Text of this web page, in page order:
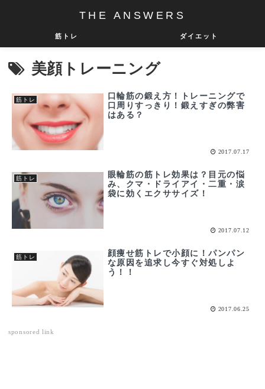
THE ANSWERS
筋トレ ダイエット
美顔トレーニング
筋トレ
口輪筋の鍛え方！トレーニングで
口周りすっきり！鍛えすぎの弊害
はある？
2017.07.17
筋トレ
眼輪筋の筋トレ効果は？目元の悩
み、クマ・ドライアイ・二重・涙
袋に効くエクササイズ！
2017.07.12
筋トレ
顔痩せ筋トレで小顔に！パンパン
な原因を追求し今すぐ対処しよ
う！！
2017.06.25
sponsored link